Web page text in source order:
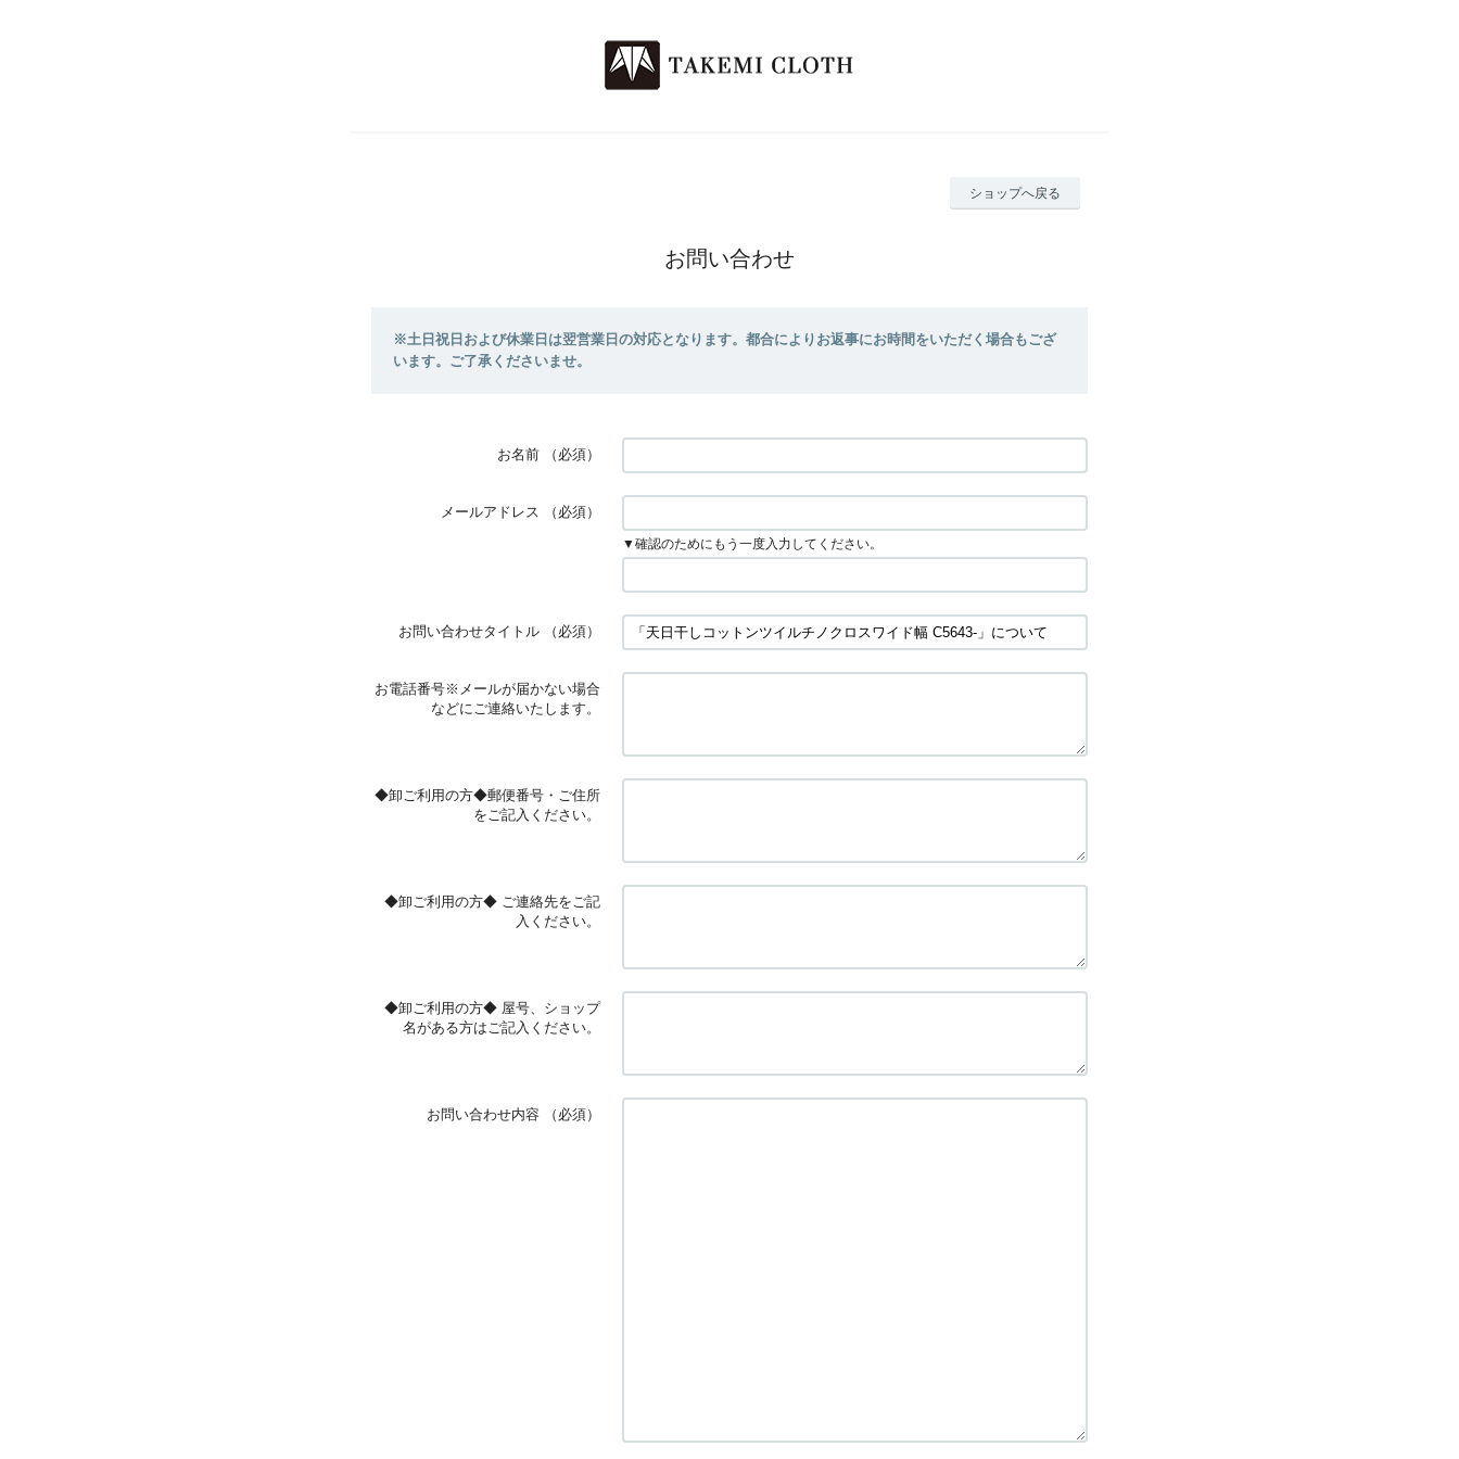
ショップへ戻る
お問い合わせ
※土日祝日および休業日は翌営業日の対応となります。都合によりお返事にお時間をいただく場合もござ
います。ご了承くださいませ。
お名前 （必須）
メールアドレス （必須）
▼確認のためにもう一度入力してください。
お問い合わせタイトル （必須）
お電話番号※メールが届かない場合
などにご連絡いたします。
◆卸ご利用の方◆郵便番号・ご住所
をご記入ください。
◆卸ご利用の方◆ ご連絡先をご記
入ください。
◆卸ご利用の方◆ 屋号、ショップ
名がある方はご記入ください。
お問い合わせ内容 （必須）